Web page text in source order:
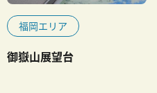
福岡エリア
御嶽山展望台